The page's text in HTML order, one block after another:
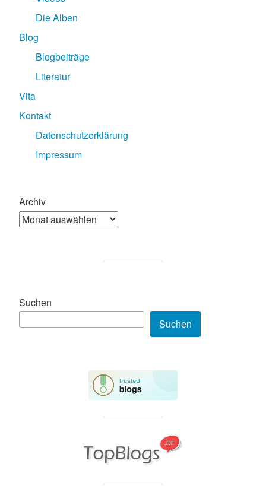
Die Alben
Blog
Blogbeiträge
Literatur
Vita
Kontakt
Datenschutzerklärung
Impressum
Archiv
Suchen
Suchen